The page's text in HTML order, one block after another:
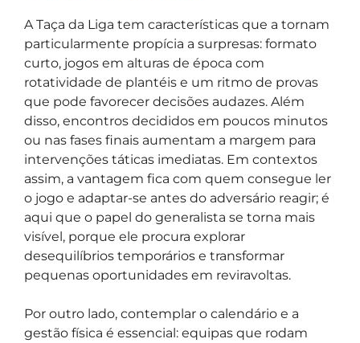
A Taça da Liga tem características que a tornam
particularmente propícia a surpresas: formato
curto, jogos em alturas de época com
rotatividade de plantéis e um ritmo de provas
que pode favorecer decisões audazes. Além
disso, encontros decididos em poucos minutos
ou nas fases finais aumentam a margem para
intervenções táticas imediatas. Em contextos
assim, a vantagem fica com quem consegue ler
o jogo e adaptar-se antes do adversário reagir; é
aqui que o papel do generalista se torna mais
visível, porque ele procura explorar
desequilíbrios temporários e transformar
pequenas oportunidades em reviravoltas.
Por outro lado, contemplar o calendário e a
gestão física é essencial: equipas que rodam